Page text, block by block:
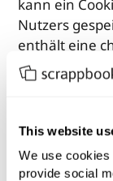
This website
We use
provide social
kann ein
Nutzers
enthält eine
eine
erneuten
Wir setzen
unserer